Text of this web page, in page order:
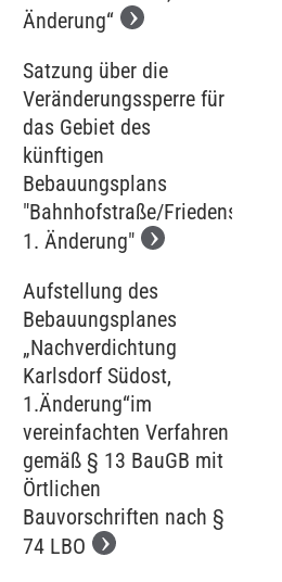
Änderung“
Satzung über die
Veränderungssperre für
das Gebiet des
künftigen
Bebauungsplans
"Bahnhofstraße/Friedenstraße,
1. Änderung"
Aufstellung des
Bebauungsplanes
„Nachverdichtung
Karlsdorf Südost,
1.Änderung“im
vereinfachten Verfahren
gemäß § 13 BauGB mit
Örtlichen
Bauvorschriften nach §
74 LBO